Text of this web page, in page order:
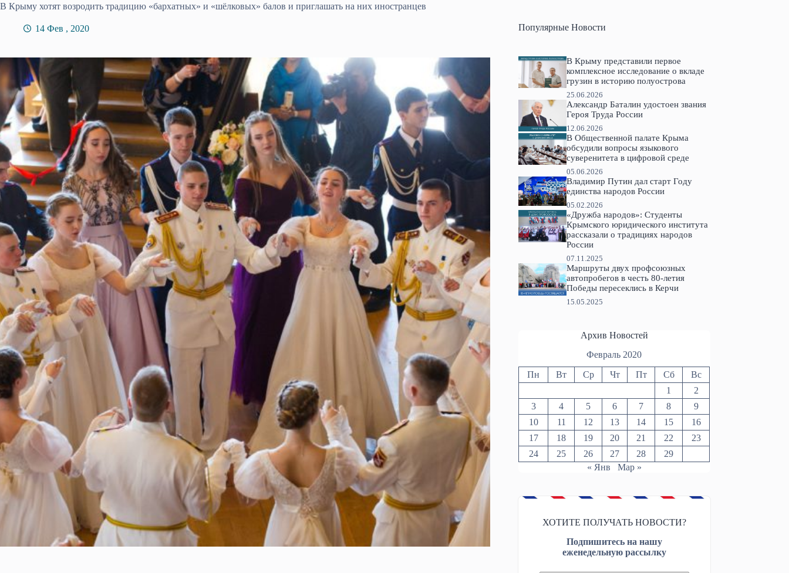
В Крыму хотят возродить традицию «бархатных» и «шёлковых» балов и приглашать на них иностранцев
14 Фев , 2020
Популярные Новости
В Крыму представили первое
комплексное исследование о вкладе
грузин в историю полуострова
25.06.2026
Александр Баталин удостоен звания
Героя Труда России
12.06.2026
В Общественной палате Крыма
обсудили вопросы языкового
суверенитета в цифровой среде
05.06.2026
Владимир Путин дал старт Году
единства народов России
05.02.2026
«Дружба народов»: Студенты
Крымского юридического института
рассказали о традициях народов
России
07.11.2025
Маршруты двух профсоюзных
автопробегов в честь 80-летия
Победы пересеклись в Керчи
15.05.2025
Архив Новостей
Февраль 2020
Пн Вт Ср Чт Пт Сб
Вс
1
2
3
4 5 6 7 8
9
10
11 12 13 14 15
16
17
18 19 20 21 22
23
24
25 26 27 28
29
« Янв
Мар »
ХОТИТЕ ПОЛУЧАТЬ НОВОСТИ?
Подпишитесь на нашу
еженедельную рассылку